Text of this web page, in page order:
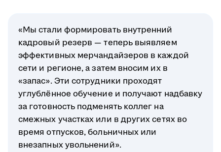
«Мы стали формировать внутренний
кадровый резерв — теперь выявляем
эффективных мерчандайзеров в каждой
сети и регионе, а затем вносим их в
«запас». Эти сотрудники проходят
углублённое обучение и получают надбавку
за готовность подменять коллег на
смежных участках или в других сетях во
время отпусков, больничных или
внезапных увольнений».